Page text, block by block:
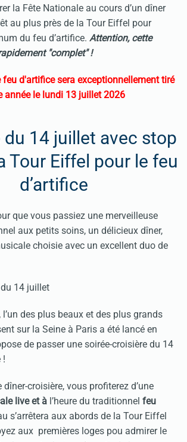
la Fête Nationale au cours d’un dîner
au plus près de la Tour Eiffel pour
du feu d’artifice. Attention, cette
"complet" !
feu d'artifice sera exceptionnellement tiré
année le lundi 13 juillet 2026
du 14 juillet avec stop
Tour Eiffel pour le feu
d’artifice
que vous passiez une merveilleuse
aux petits soins, un délicieux dîner,
choisie avec un excellent duo de
des plus beaux et des plus grands
sur la Seine à Paris a été lancé en
de passer une soirée-croisière du 14
!
croisière, vous profiterez d’une
live et à l’heure du traditionnel feu
s’arrêtera aux abords de la Tour Eiffel
aux premières loges pou admirer le